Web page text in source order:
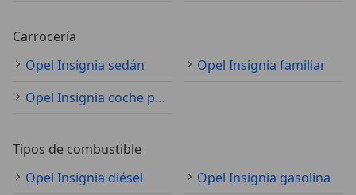
Carrocería
Opel Insignia sedán
Opel Insignia familiar
Opel Insignia coche pequeño
Tipos de combustible
Opel Insignia diésel
Opel Insignia gasolina